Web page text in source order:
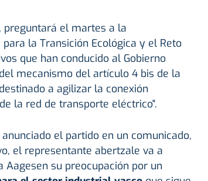
preguntará el martes a la
la Transición Ecológica y el Reto
que han conducido al Gobierno
mecanismo del artículo 4 bis de la
a agilizar la conexión
la red de transporte eléctrico".
el partido en un comunicado,
el representante abertzale va a
su preocupación por un